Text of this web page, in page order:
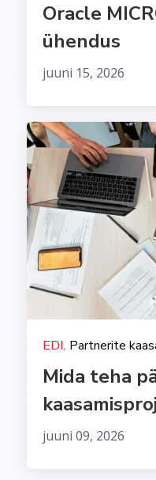
Oracle
ühendus
juuni 15, 2026
EDI, Partnerite
Mida teha
juuni 09, 2026